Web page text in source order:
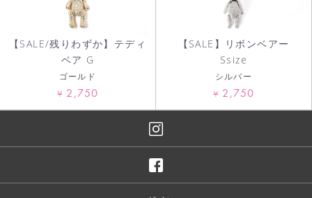
【SALE/残りわずか】テディ
ベア G
ゴールド
¥ 2,750
【SALE】リボンベアー
Ssize
シルバー
¥ 2,750